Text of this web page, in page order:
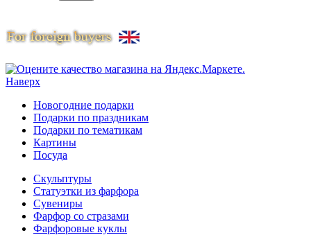
Наверх
Новогодние подарки
Подарки по праздникам
Подарки по тематикам
Картины
Посуда
Скульптуры
Статуэтки из фарфора
Сувениры
Фарфор со стразами
Фарфоровые куклы